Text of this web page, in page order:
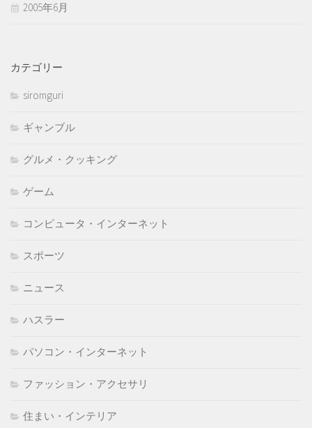
2005年6月
カテゴリー
siromguri
ギャンブル
グルメ・クッキング
ゲーム
コンピュータ・インターネット
スポーツ
ニュース
ハスラー
パソコン・インターネット
ファッション・アクセサリ
住まい・インテリア